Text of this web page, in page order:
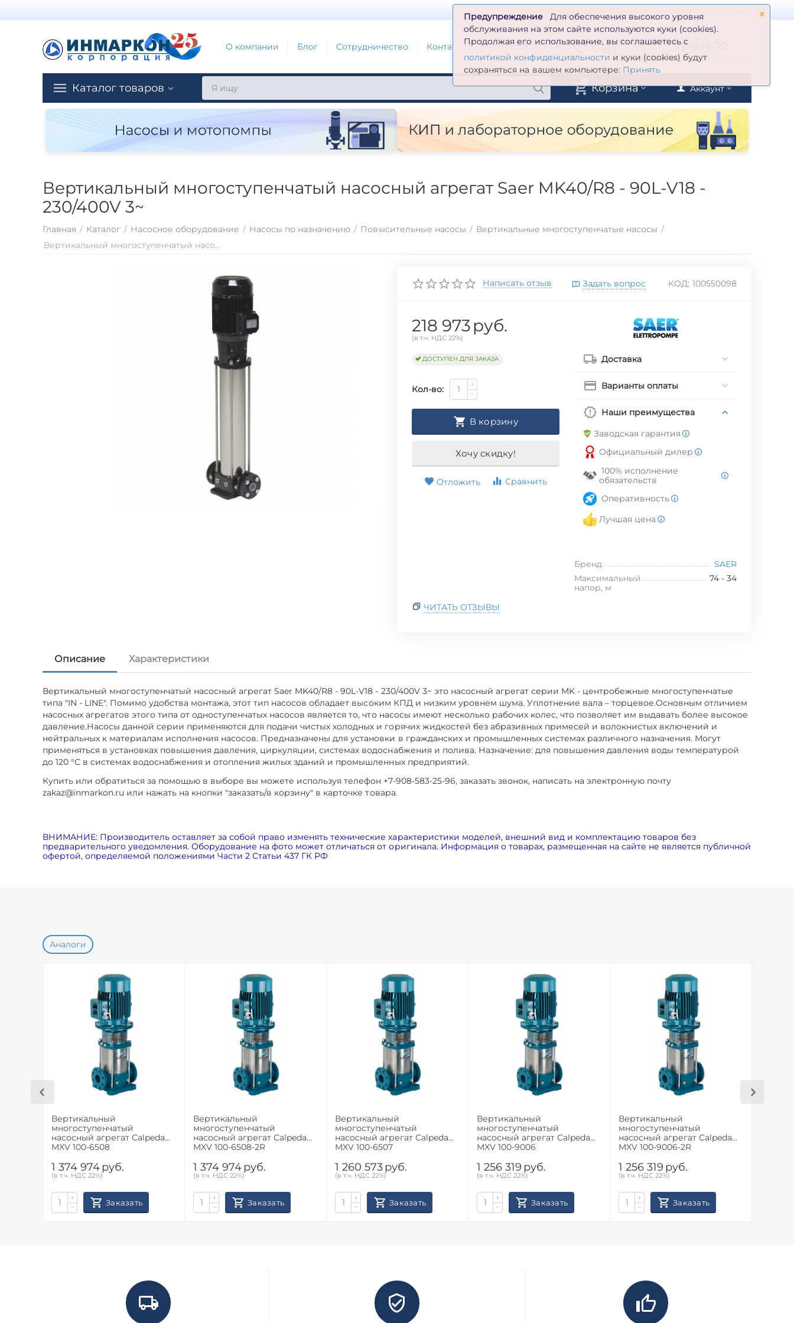
×
Предупреждение
Для обеспечения высокого уровня
обслуживания на этом сайте используются куки (cookies).
Продолжая его использование, вы соглашаетесь с
политикой конфиденциальности и куки (cookies) будут
сохраняться на вашем компьютере: Принять
О компании Блог Сотрудничество Контакты Глоссарий
zakaz@inmarkon.ru
+7(351)72-994-72
Заказать обратный звонок
Каталог товаров Аккаунт
Корзина
Вертикальный многоступенчатый насосный агрегат Saer MK40/R8 - 90L-V18 -
230/400V 3~
Главная / Каталог / Насосное оборудование / Насосы по назначению / Повысительные насосы / Вертикальные многоступенчатые насосы /
Вертикальный многоступенчатый насосный агрегат Saer MK40/R8 - 90L-V18 - 230/400V 3~
Написать отзыв Задать вопрос КОД: 100550098
218 973руб.
(в т.ч. НДС 22%)
ДОСТУПЕН ДЛЯ ЗАКАЗА
Кол-во:
+
−
В корзину
Хочу скидку!
Отложить Сравнить
Доставка
Варианты оплаты
Наши преимущества
Заводская гарантия
Официальный дилер
100% исполнение
обязательств
Оперативность
Лучшая цена
Бренд
SAER
Максимальный
напор, м
74 - 34
ЧИТАТЬ ОТЗЫВЫ
Описание Характеристики
Вертикальный многоступенчатый насосный агрегат Saer MK40/R8 - 90L-V18 - 230/400V 3~ это насосный агрегат серии MK - центробежные многоступенчатые
типа "IN - LINE". Помимо удобства монтажа, этот тип насосов обладает высоким КПД и низким уровнем шума. Уплотнение вала – торцевое.Основным отличием
насосных агрегатов этого типа от одноступенчатых насосов является то, что насосы имеют несколько рабочих колес, что позволяет им выдавать более высокое
давление.Насосы данной серии применяются для подачи чистых холодных и горячих жидкостей без абразивных примесей и волокнистых включений и
нейтральных к материалам исполнения насосов. Предназначены для установки в гражданских и промышленных системах различного назначения. Могут
применяться в установках повышения давления, циркуляции, системах водоснабжения и полива. Назначение: для повышения давления воды температурой
до 120 °С в системах водоснабжения и отопления жилых зданий и промышленных предприятий.
Купить или обратиться за помощью в выборе вы можете используя телефон +7-908-583-25-96, заказать звонок, написать на электронную почту
zakaz@inmarkon.ru или нажать на кнопки "заказать/в корзину" в карточке товара.
ВНИМАНИЕ: Производитель оставляет за собой право изменять технические характеристики моделей, внешний вид и комплектацию товаров без
предварительного уведомления. Оборудование на фото может отличаться от оригинала. Информация о товарах, размещенная на сайте не является публичной
офертой, определяемой положениями Части 2 Статьи 437 ГК РФ
Аналоги
Вертикальный
многоступенчатый
насосный агрегат Calpeda
MXV 100-6508
1 374 974руб.
(в т.ч. НДС 22%)
+
−
Заказать
Вертикальный
многоступенчатый
насосный агрегат Calpeda
MXV 100-6508-2R
1 374 974руб.
(в т.ч. НДС 22%)
+
−
Заказать
Вертикальный
многоступенчатый
насосный агрегат Calpeda
MXV 100-6507
1 260 573руб.
(в т.ч. НДС 22%)
+
−
Заказать
Вертикальный
многоступенчатый
насосный агрегат Calpeda
MXV 100-9006
1 256 319 руб.
(в т.ч. НДС 22%)
+
−
Заказать
Вертикальный
многоступенчатый
насосный агрегат Calpeda
MXV 100-9006-2R
1 256 319 руб.
(в т.ч. НДС 22%)
+
−
Заказать